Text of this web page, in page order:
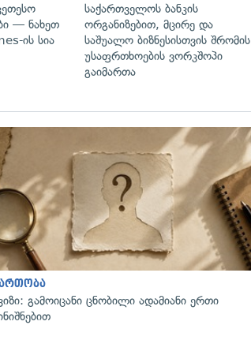
— ნახეთ
ის სია
საქართველოს ბანკის
ორგანიზებით, მცირე და
საშუალო ბიზნესისთვის შრომის
უსაფრთხოების ვორკშოპი
გაიმართა
გამოიცანი ცნობილი ადამიანი ერთი